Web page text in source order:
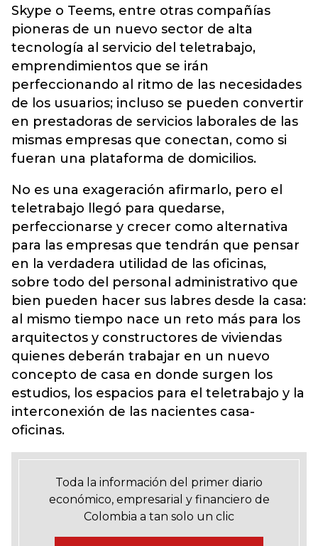
Skype o Teems, entre otras compañías
pioneras de un nuevo sector de alta
tecnología al servicio del teletrabajo,
emprendimientos que se irán
perfeccionando al ritmo de las necesidades
de los usuarios; incluso se pueden convertir
en prestadoras de servicios laborales de las
mismas empresas que conectan, como si
fueran una plataforma de domicilios.
No es una exageración afirmarlo, pero el
teletrabajo llegó para quedarse,
perfeccionarse y crecer como alternativa
para las empresas que tendrán que pensar
en la verdadera utilidad de las oficinas,
sobre todo del personal administrativo que
bien pueden hacer sus labres desde la casa:
al mismo tiempo nace un reto más para los
arquitectos y constructores de viviendas
quienes deberán trabajar en un nuevo
concepto de casa en donde surgen los
estudios, los espacios para el teletrabajo y la
interconexión de las nacientes casa-
oficinas.
Toda la información del primer diario
económico, empresarial y financiero de
Colombia a tan solo un clic